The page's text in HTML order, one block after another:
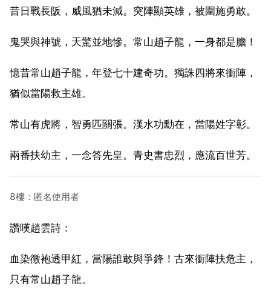
昔日戰長阪，威風猶未減。突陣顯英雄，被圍施勇敢。
鬼哭與神號，天驚並地慘。常山趙子龍，一身都是膽！
憶昔常山趙子龍，年登七十建奇功。獨誅四將來衝陣，
猶似當陽救主雄。
常山有虎將，智勇匹關張。漢水功勳在，當陽姓字彰。
兩番扶幼主，一念答先皇。青史書忠烈，應流百世芳。
8樓：匿名使用者
讚嘆趙雲詩：
血染徵袍透甲紅，當陽誰敢與爭鋒！古來衝陣扶危主，
只有常山趙子龍。